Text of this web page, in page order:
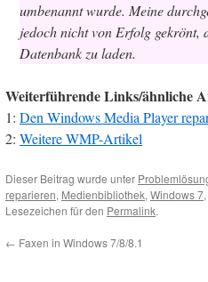
umbenannt wurde. Meine
jedoch nicht von Erfolg gekrönt,
Datenbank zu laden.
Weiterführende Links/ähnliche
1: Den Windows Media Player
2: Weitere WMP-Artikel
Dieser Beitrag wurde unter
reparieren, Medienbibliothek, Windows 7,
Lesezeichen für den Permalink.
← Faxen in Windows 7/8/8.1